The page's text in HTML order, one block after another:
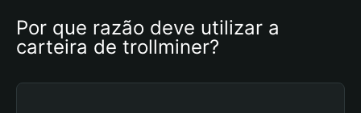
Por que razão deve utilizar a
carteira de trollminer?